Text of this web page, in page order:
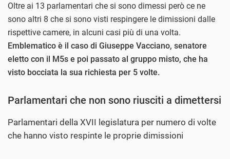
Oltre ai 13 parlamentari che si sono dimessi però ce ne
sono altri 8 che si sono visti respingere le dimissioni dalle
rispettive camere, in alcuni casi più di una volta.
Emblematico è il caso di Giuseppe Vacciano, senatore
eletto con il M5s e poi passato al gruppo misto, che ha
visto bocciata la sua richiesta per 5 volte.
Parlamentari che non sono riusciti a dimettersi
Parlamentari della XVII legislatura per numero di volte
che hanno visto respinte le proprie dimissioni